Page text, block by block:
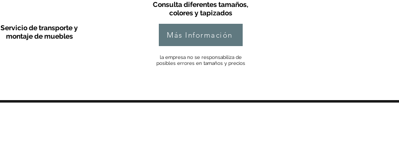
Consulta diferentes tamaños,
colores y tapizados
Servicio de transporte y
montaje de muebles
Más Información
la empresa no se responsabiliza de
posibles errores en tamaños y precios